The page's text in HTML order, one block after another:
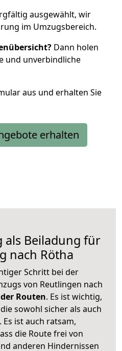
ausgewählt, wir
im Umzugsbereich.
Dann holen
und unverbindliche
aus und erhalten Sie
erhalten
als Beiladung für
nach Rötha
Schritt bei der
von Reutlingen nach
Routen. Es ist wichtig,
sowohl sicher als auch
ist auch ratsam,
die Route frei von
anderen Hindernissen